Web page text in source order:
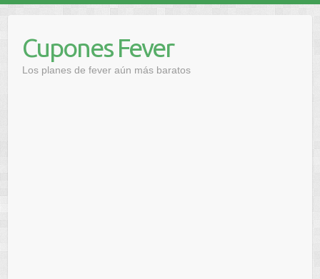
contenidoCupones Fever
Los planes de fever aún más baratos